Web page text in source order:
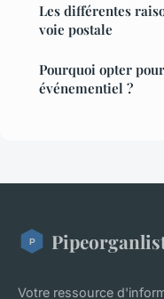
Les différentes
voie postale
Pourquoi opter
événementiel ?
Votre ressource